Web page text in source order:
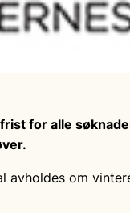
for alle
om